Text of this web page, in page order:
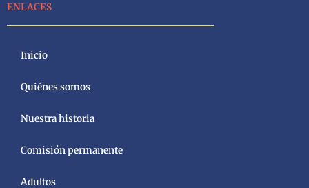
ENLACES
Inicio
Quiénes somos
Nuestra historia
Comisión permanente
Adultos